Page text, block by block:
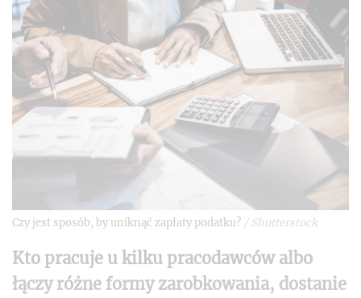
Czy jest sposób, by uniknąć zapłaty podatku? / Shutterstock
Kto pracuje u kilku pracodawców albo
łączy różne formy zarobkowania, dostanie